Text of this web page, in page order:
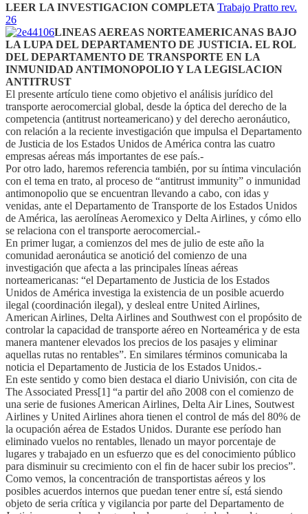
LEER LA INVESTIGACION COMPLETA Trabajo Pratto rev.
26
LINEAS AEREAS NORTEAMERICANAS BAJO
LA LUPA DEL DEPARTAMENTO DE JUSTICIA. EL ROL
DEL DEPARTAMENTO DE TRANSPORTE EN LA
INMUNIDAD ANTIMONOPOLIO Y LA LEGISLACION
ANTITRUST
El presente artículo tiene como objetivo el análisis jurídico del
transporte aerocomercial global, desde la óptica del derecho de la
competencia (antitrust norteamericano) y del derecho aeronáutico,
con relación a la reciente investigación que impulsa el Departamento
de Justicia de los Estados Unidos de América contra las cuatro
empresas aéreas más importantes de ese país.-
Por otro lado, haremos referencia también, por su íntima vinculación
con el tema en trato, al proceso de “antitrust immunity” o inmunidad
antimonopolio que se encuentran llevando a cabo, con idas y
venidas, ante el Departamento de Transporte de los Estados Unidos
de América, las aerolíneas Aeromexico y Delta Airlines, y cómo ello
se relaciona con el transporte aerocomercial.-
En primer lugar, a comienzos del mes de julio de este año la
comunidad aeronáutica se anotició del comienzo de una
investigación que afecta a las principales líneas aéreas
norteamericanas: “el Departamento de Justicia de los Estados
Unidos de América investiga la existencia de un posible acuerdo
ilegal (coordinación ilegal), y desleal entre United Airlines,
American Airlines, Delta Airlines and Southwest con el propósito de
controlar la capacidad de transporte aéreo en Norteamérica y de esta
manera mantener elevados los precios de los pasajes y eliminar
aquellas rutas no rentables”. En similares términos comunicaba la
noticia el Departamento de Justicia de los Estados Unidos.-
En este sentido y como bien destaca el diario Univisión, con cita de
The Associated Press[1] “a partir del año 2008 con el comienzo de
una serie de fusiones American Airlines, Delta Air Lines, Soutwest
Airlines y United Airlines ahora tienen el control de más del 80% de
la ocupación aérea de Estados Unidos. Durante ese período han
eliminado vuelos no rentables, llenado un mayor porcentaje de
lugares y trabajado en un esfuerzo que es del conocimiento público
para disminuir su crecimiento con el fin de hacer subir los precios”.
Como vemos, la concentración de transportistas aéreos y los
posibles acuerdos internos que puedan tener entre sí, está siendo
objeto de seria crítica y vigilancia por parte del Departamento de